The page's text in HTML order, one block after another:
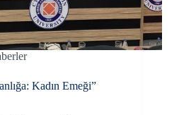
Kadın Emeği”